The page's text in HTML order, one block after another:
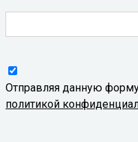
Отправляя данную
политикой